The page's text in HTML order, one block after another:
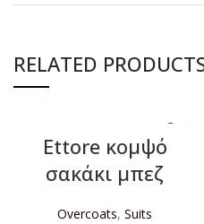
RELATED
Ettore κομψό
σακάκι μπεζ
Overcoats, Suits